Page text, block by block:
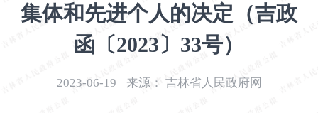
集体和先进个人的决定（吉政
函〔2023〕33号）
2023-06-19 来源： 吉林省人民政府网